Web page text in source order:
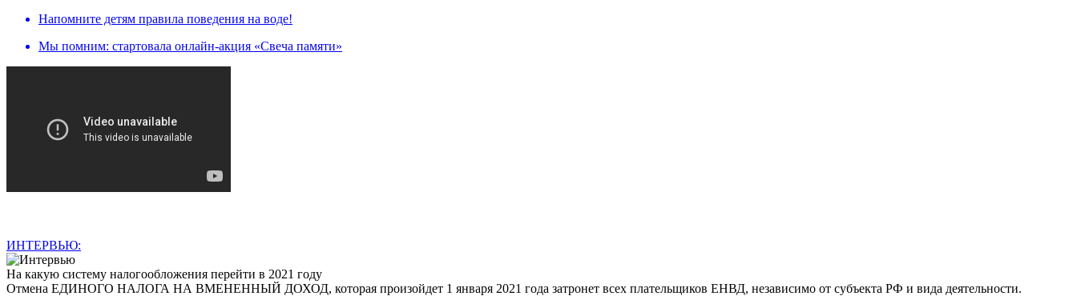
Напомните детям правила поведения на воде!
Мы помним: стартовала онлайн-акция «Свеча памяти»
ИНТЕРВЬЮ:
На какую систему налогообложения перейти в 2021 году
Отмена ЕДИНОГО НАЛОГА НА ВМЕНЕННЫЙ ДОХОД, которая произойдет 1 января 2021 года затронет всех плательщиков ЕНВД, независимо от субъекта РФ и вида деятельности.